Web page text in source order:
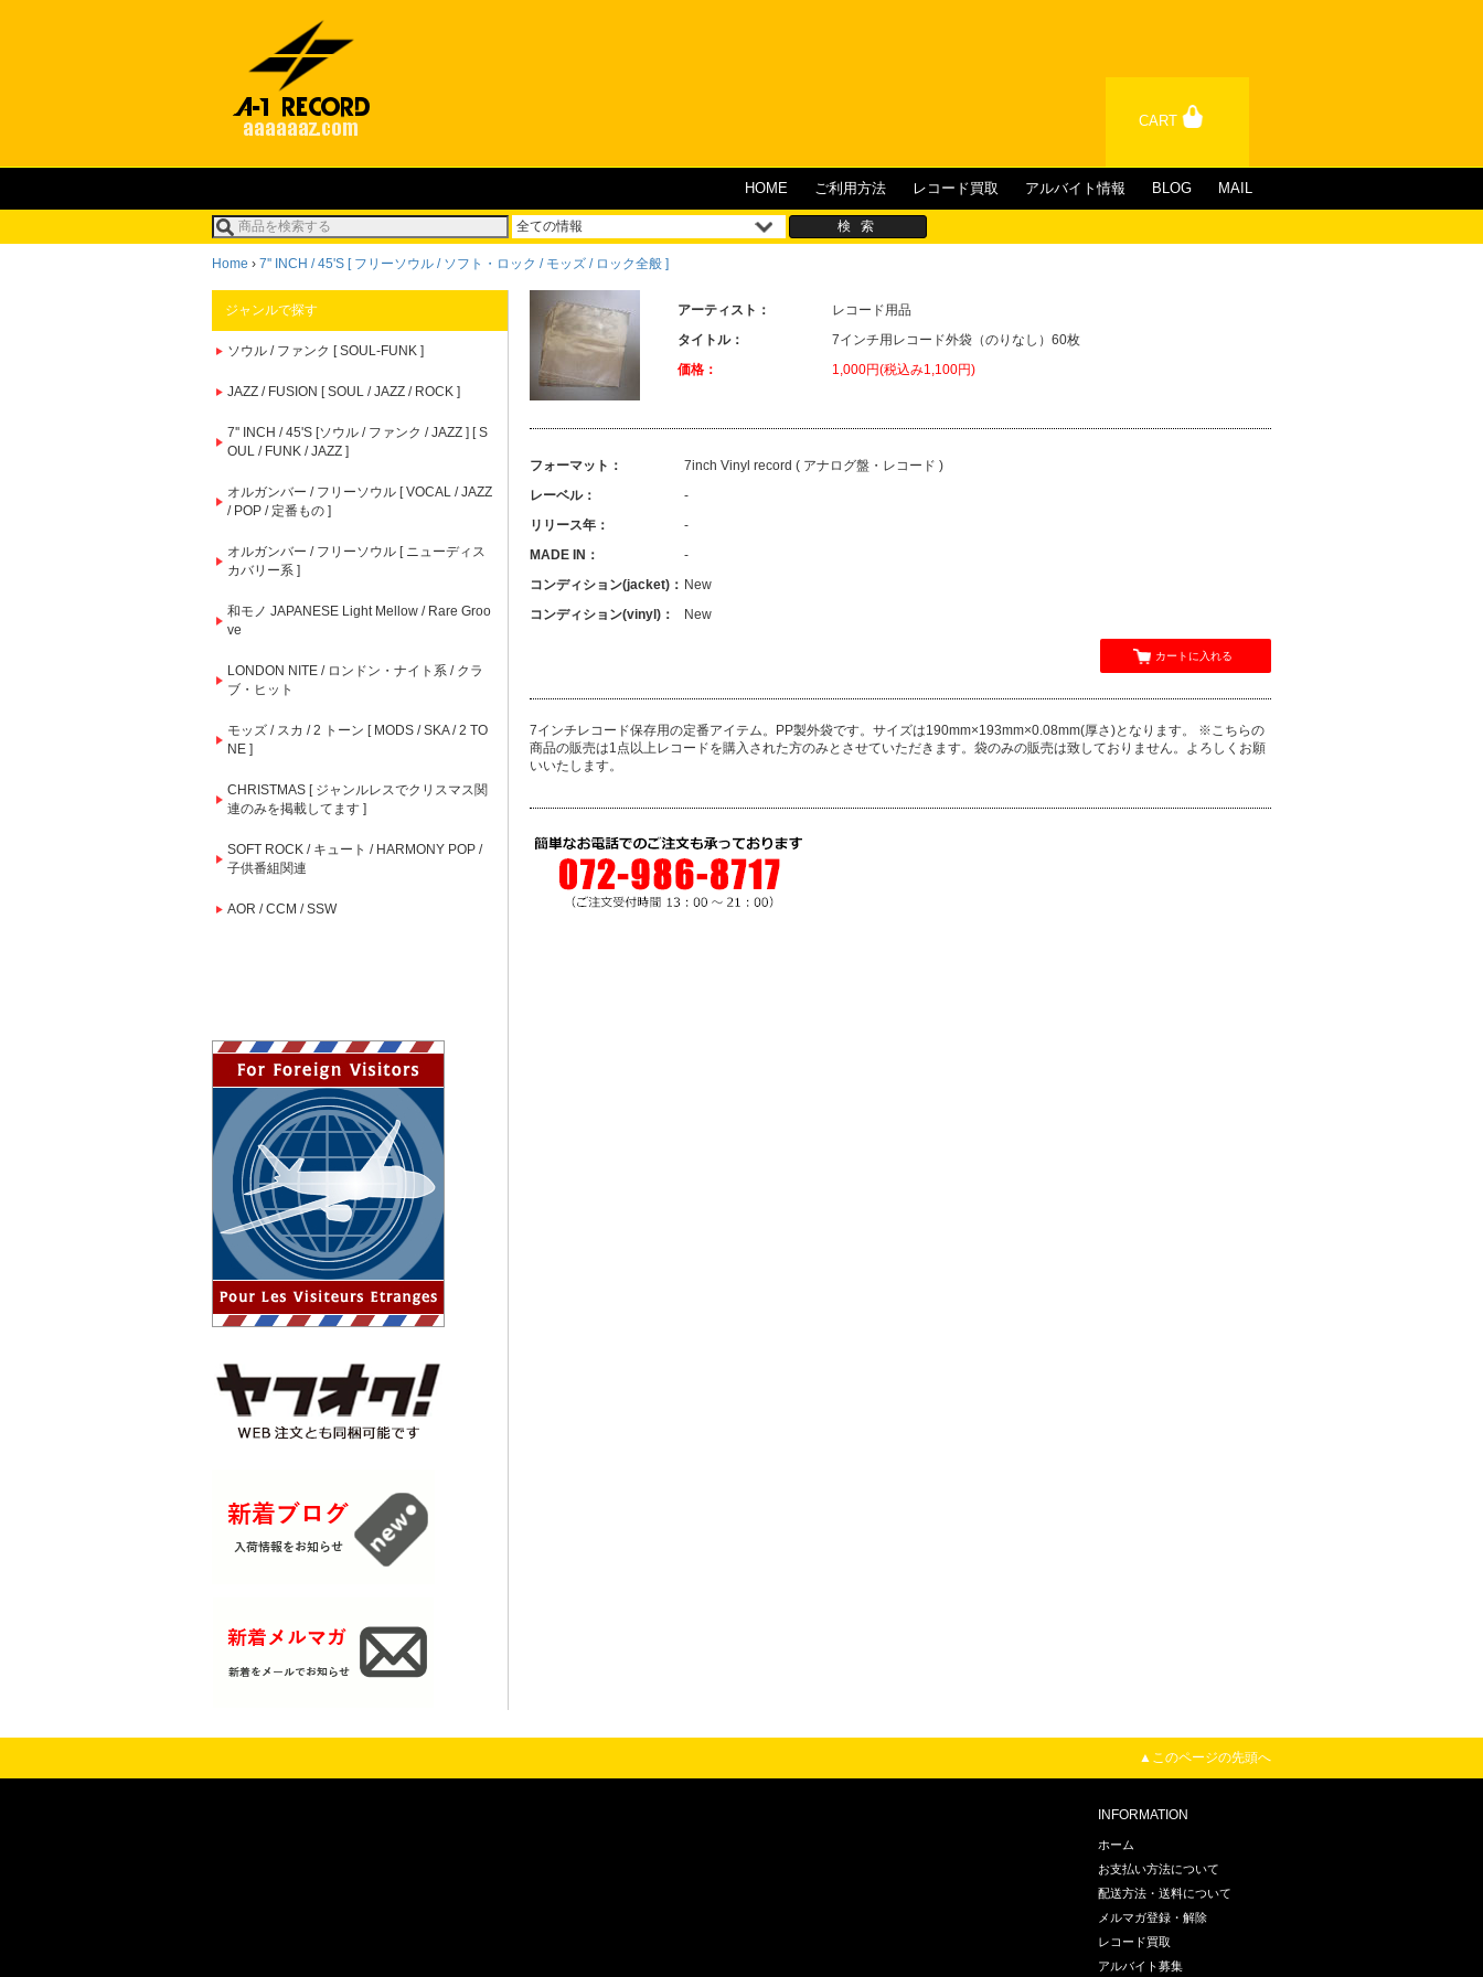
CART
HOME ご利用方法 レコード買取 アルバイト情報 BLOG MAIL
Home › 7'' INCH / 45'S [ フリーソウル / ソフト・ロック / モッズ / ロック全般 ]
ジャンルで探す
ソウル / ファンク [ SOUL-FUNK ]
JAZZ / FUSION [ SOUL / JAZZ / ROCK ]
7'' INCH / 45'S [ソウル / ファンク / JAZZ ] [ S
OUL / FUNK / JAZZ ]
オルガンバー / フリーソウル [ VOCAL / JAZZ
/ POP / 定番もの ]
オルガンバー / フリーソウル [ ニューディス
カバリー系 ]
和モノ JAPANESE Light Mellow / Rare Groo
ve
LONDON NITE / ロンドン・ナイト系 / クラ
ブ・ヒット
モッズ / スカ / 2 トーン [ MODS / SKA / 2 TO
NE ]
CHRISTMAS [ ジャンルレスでクリスマス関
連のみを掲載してます ]
SOFT ROCK / キュート / HARMONY POP /
子供番組関連
AOR / CCM / SSW
アーティスト：
レコード用品
タイトル：
7インチ用レコード外袋（のりなし）60枚
価格：
1,000円(税込み1,100円)
フォーマット：
7inch Vinyl record ( アナログ盤・レコード )
レーベル：
-
リリース年：
-
MADE IN：
-
コンディション(jacket)： New
コンディション(vinyl)：
New
カートに入れる
7インチレコード保存用の定番アイテム。PP製外袋です。サイズは190mm×193mm×0.08mm(厚さ)となります。 ※こちらの
商品の販売は1点以上レコードを購入された方のみとさせていただきます。袋のみの販売は致しておりません。よろしくお願
いいたします。
▲このページの先頭へ
INFORMATION
ホーム
お支払い方法について
配送方法・送料について
メルマガ登録・解除
レコード買取
アルバイト募集